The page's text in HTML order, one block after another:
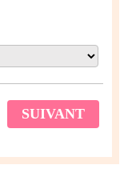
SUIVANT